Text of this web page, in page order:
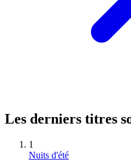
Les derniers titres
1
Nuits d'été